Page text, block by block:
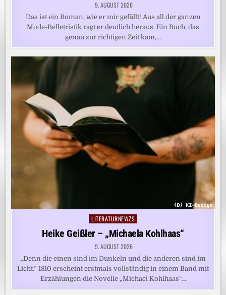
9. AUGUST 2026
Das ist ein Roman, wie er mir gefällt! Aus all der ganzen
Mode-Belletristik ragt er deutlich heraus. Ein Buch, das
genau zur richtigen Zeit kam,…
Posted
LITERATURNEWZS
Heike Geißler – „Michaela Kohlhaas“
9. AUGUST 2026
„Denn die einen sind im Dunkeln und die anderen sind im
Licht.“ 1810 erscheint erstmals vollständig in einem Band mit
Erzählungen die Novelle „Michael Kohlhaas“…